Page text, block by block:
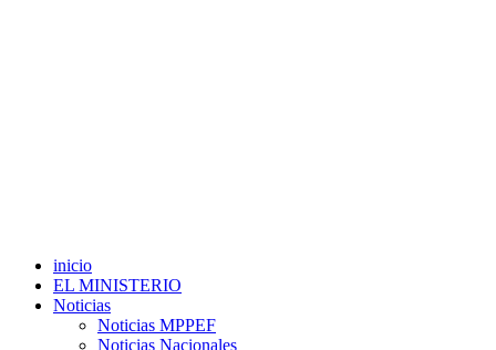
inicio
EL MINISTERIO
Noticias
Noticias MPPEF
Noticias Nacionales